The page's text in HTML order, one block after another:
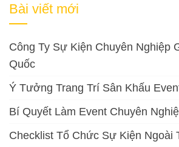
Bài viết mới
Công Ty Sự Kiện Chuyên Nghiệp
Quốc
Ý Tưởng Trang Trí Sân Khấu
Bí Quyết Làm Event Chuyên
Checklist Tổ Chức Sự Kiện Ngoài